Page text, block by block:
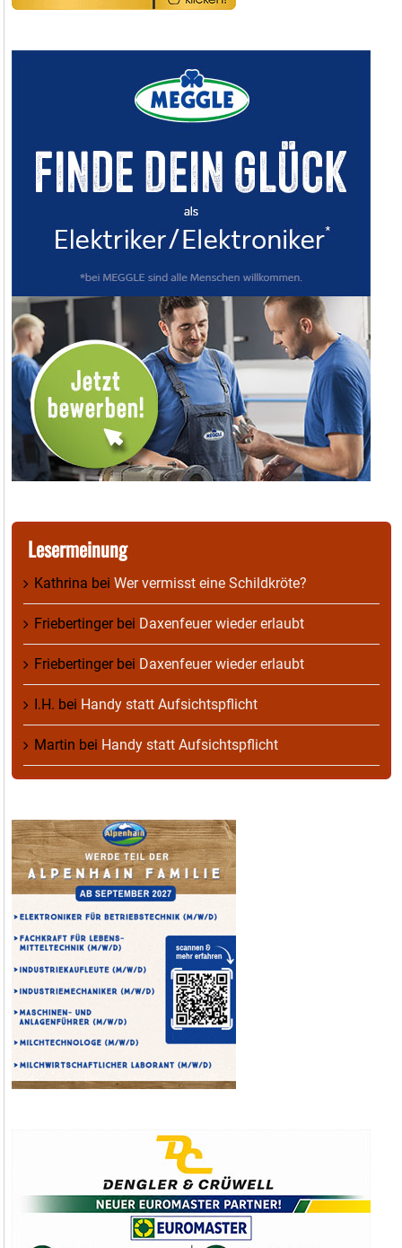
Lesermeinung
Kathrina bei Wer vermisst eine Schildkröte?
Friebertingerbei Daxenfeuer wieder erlaubt
Friebertingerbei Daxenfeuer wieder erlaubt
I.H. bei Handy statt Aufsichtspflicht
Martin bei Handy statt Aufsichtspflicht